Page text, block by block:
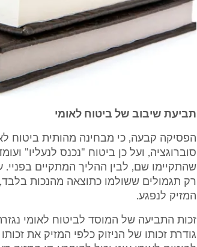
תביעת שיבוב של ביטוח לאומי
הפסיקה קבעה, כי מבחינה מהותית ביטוח
סוברוגציה, ועל כן ביטוח "נכנס לנעליו"
שהתקיימו שם, לבין ההליך המתקיים
רק תגמולים ששולמו כתוצאה מהנכות
המזיק לנפגע.
זכות התביעה של המוסד לביטוח לאומי
גודרת זכותו של הניזוק כלפי המזיק את